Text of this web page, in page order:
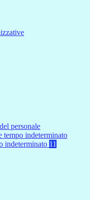
personale
tempo indeterminato
indeterminato 11